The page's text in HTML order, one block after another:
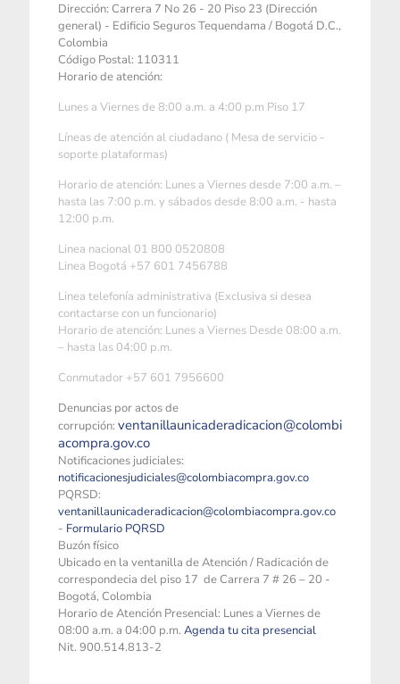
Dirección: Carrera 7 No 26 - 20 Piso 23 (Dirección
general) - Edificio Seguros Tequendama / Bogotá D.C.,
Colombia
Código Postal: 110311
Horario de atención:
Lunes a Viernes de 8:00 a.m. a 4:00 p.m Piso 17
Líneas de atención al ciudadano ( Mesa de servicio -
soporte plataformas)
Horario de atención: Lunes a Viernes desde 7:00 a.m. –
hasta las 7:00 p.m. y sábados desde 8:00 a.m. - hasta
12:00 p.m.
Linea nacional 01 800 0520808
Linea Bogotá +57 601 7456788
Linea telefonía administrativa (Exclusiva si desea
contactarse con un funcionario)
Horario de atención: Lunes a Viernes Desde 08:00 a.m.
– hasta las 04:00 p.m.
Conmutador +57 601 7956600
Denuncias por actos de
corrupción: ventanillaunicaderadicacion@colombi
acompra.gov.co
Notificaciones judiciales:
notificacionesjudiciales@colombiacompra.gov.co
PQRSD:
ventanillaunicaderadicacion@colombiacompra.gov.co
- Formulario PQRSD
Buzón físico
Ubicado en la ventanilla de Atención / Radicación de
correspondecia del piso 17 de Carrera 7 # 26 – 20 -
Bogotá, Colombia
Horario de Atención Presencial: Lunes a Viernes de
08:00 a.m. a 04:00 p.m. Agenda tu cita presencial
Nit. 900.514.813-2